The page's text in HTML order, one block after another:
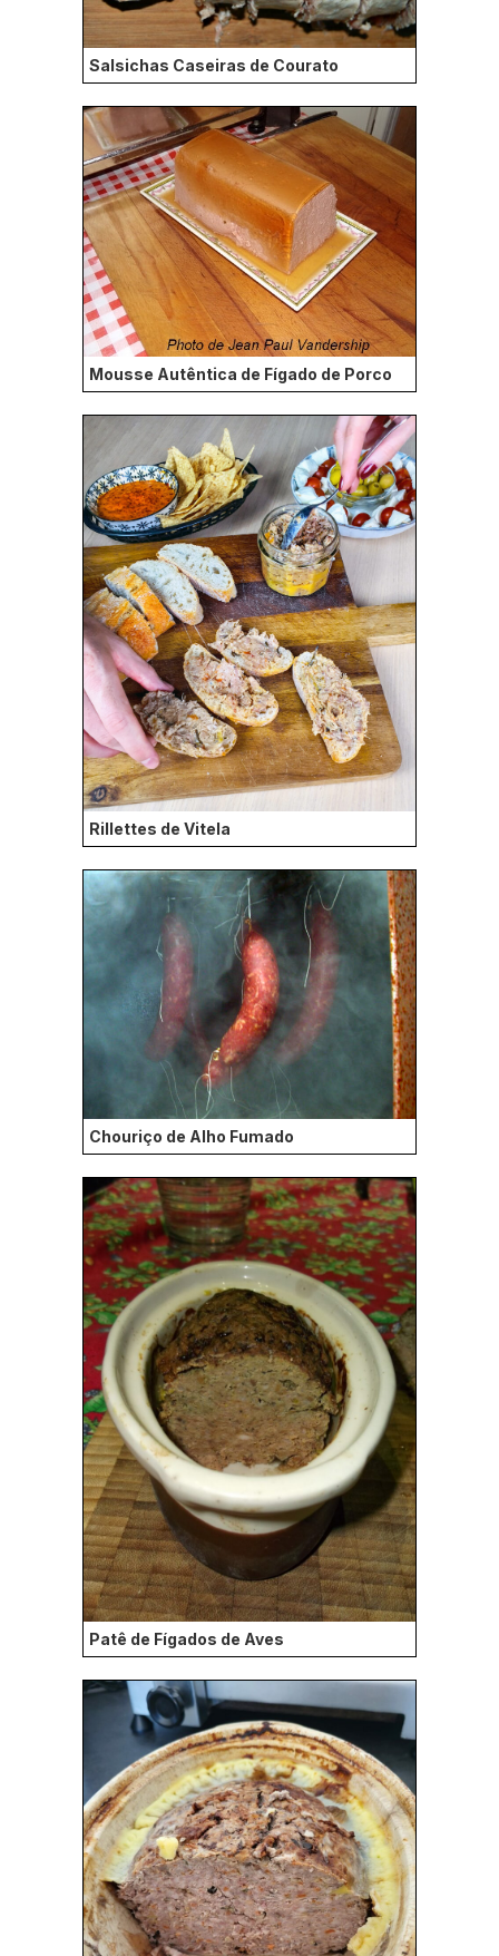
Salsichas Caseiras de Courato
Mousse Autêntica de Fígado de Porco
Rillettes de Vitela
Chouriço de Alho Fumado
Patê de Fígados de Aves